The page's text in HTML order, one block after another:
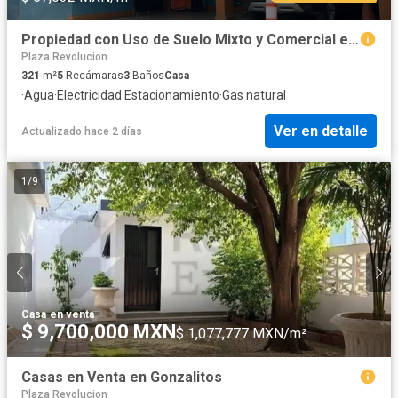
Propiedad con Uso de Suelo Mixto y Comercial en Venta – Obispado, Monterrey
Plaza Revolucion
321 m²5 Recámaras3 BañosCasa
·Agua·Electricidad·Estacionamiento·Gas natural
Actualizado hace 2 días Ver en detalle
1 /9
Casa·en venta
$ 9,700,000 MXN$ 1,077,777 MXN/m²
Casas en Venta en Gonzalitos
Plaza Revolucion